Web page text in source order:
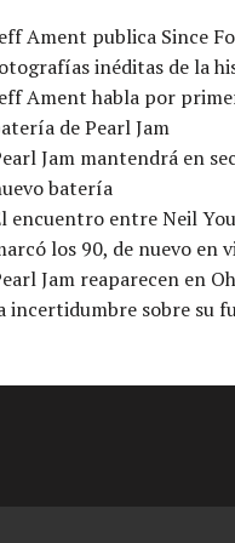
Ament publica Since
inéditas de la
Ament habla por
de Pearl Jam
Jam mantendrá en
batería
encuentro entre Neil
los 90, de nuevo en
Jam reaparecen en
incertidumbre sobre su